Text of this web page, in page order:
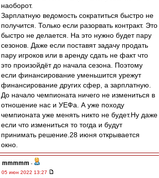
наоборот.
Зарплатную ведомость сократиться быстро не
получится. Только если разорвать контракт. Это
быстро не делается. На это нужно будет пару
сезонов. Даже если поставят задачу продать
пару игроков или в аренду сдать не факт что
это произойдёт до начала сезона. Поэтому
если финансирование уменьшится урежут
финансирование других сфер, а зарплатную.
До начало чемпионата ничего не измениться в
отношение нас и УЕФа. А уже походу
чемпионата уже менять никто не будет.Ну даже
если что измениться то тогда и будут
принимать решение.28 июня открывается
окно.
mmmmm -
05 июн 2022 13:27